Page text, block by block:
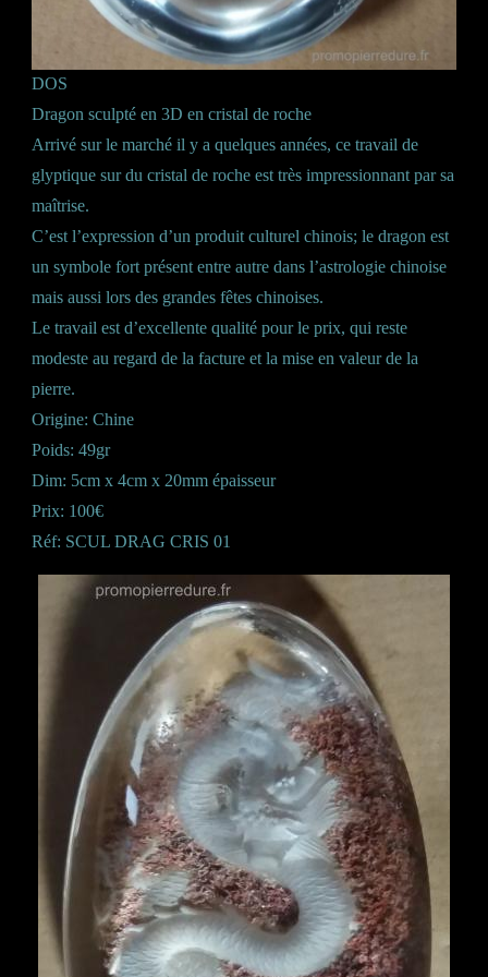
DOS
Dragon sculpté en 3D en cristal de roche
Arrivé sur le marché il y a quelques années, ce travail de
glyptique sur du cristal de roche est très impressionnant par sa
maîtrise.
C’est l’expression d’un produit culturel chinois; le dragon est
un symbole fort présent entre autre dans l’astrologie chinoise
mais aussi lors des grandes fêtes chinoises.
Le travail est d’excellente qualité pour le prix, qui reste
modeste au regard de la facture et la mise en valeur de la
pierre.
Origine: Chine
Poids: 49gr
Dim: 5cm x 4cm x 20mm épaisseur
Prix: 100€
Réf: SCUL DRAG CRIS 01